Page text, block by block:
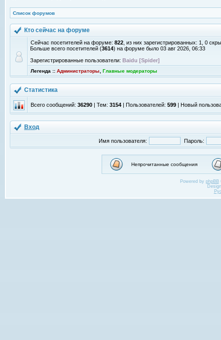
Список форумов
Кто сейчас на форуме
Сейчас посетителей на форуме: 822 , из них зарегистрированных: 1, 0
Больше всего посетителей (3614) на форуме было 03 авг 2026, 06:33
Зарегистрированные пользователи: Baidu [Spider]
Легенда :: Администраторы Главные модераторы
Статистика
Всего сообщений: 36290 | Тем: 3154 | Пользователей: 599 | Новый
Вход
Имя пользователя: Пароль:
Непрочитанные сообщения
Powered by phpBB